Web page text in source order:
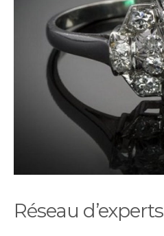
Réseau d’experts